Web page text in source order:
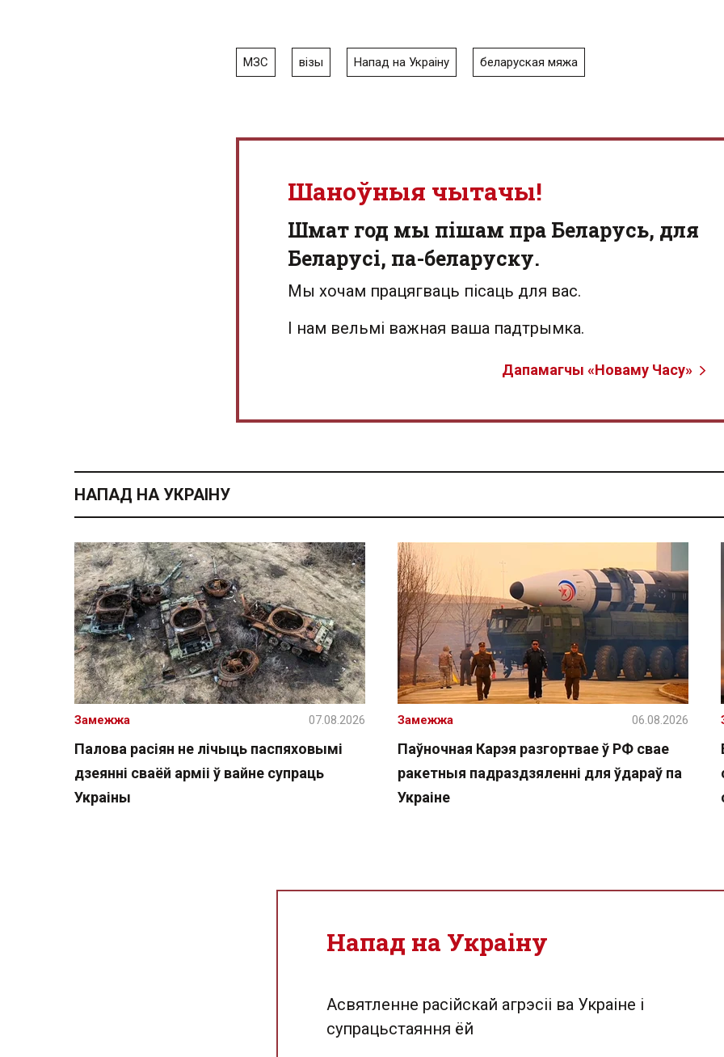
МЗС візы Напад на Украіну беларуская мяжа
Шаноўныя чытачы!
Шмат год мы пішам пра Беларусь, для
Беларусі, па-беларуску.
Мы хочам працягваць пісаць для вас.
І нам вельмі важная ваша падтрымка.
Дапамагчы «Новаму Часу»
НАПАД НА УКРАІНУ
Палова расіян не лічыць паспяховымі
дзеянні сваёй арміі ў вайне супраць
Украіны
Замежжа 07.08.2026
Паўночная Карэя разгортвае ў РФ свае
ракетныя падраздзяленні для ўдараў па
Украіне
Замежжа 06.08.2026
Напад на Украіну
Асвятленне расійскай агрэсіі ва Украіне і
супрацьстаяння ёй